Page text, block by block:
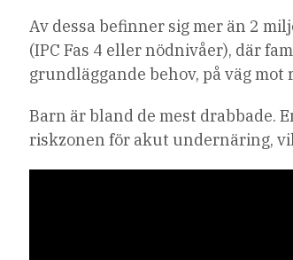
Av dessa befinner sig mer än 2
(IPC Fas 4 eller nödnivåer), där
grundläggande behov, på väg
Barn är bland de mest drabbade.
riskzonen för akut undernäring,